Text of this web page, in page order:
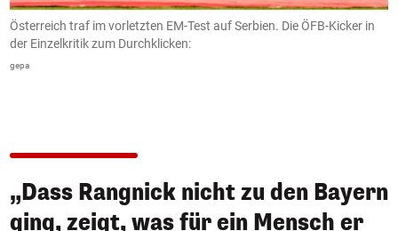
Österreich traf im vorletzten EM-Test auf Serbien. Die ÖFB-Kicker in
der Einzelkritik zum Durchklicken:
gepa
„Dass Rangnick nicht zu den Bayern
ging, zeigt, was für ein Mensch er